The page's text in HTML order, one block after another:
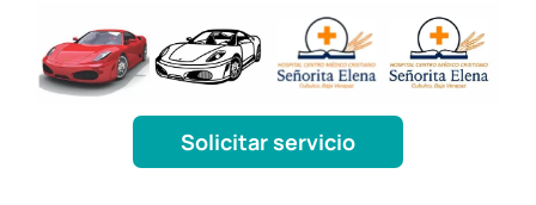
Solicitar servicio